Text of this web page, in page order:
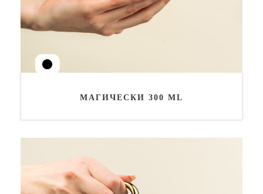
МАГИЧЕСКИ 300 ML